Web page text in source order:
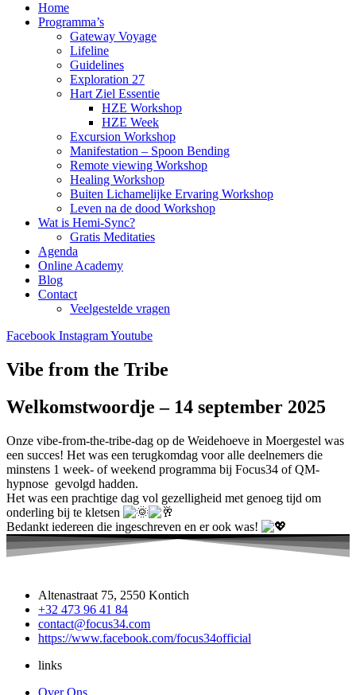
Home
Programma’s
Gateway Voyage
Lifeline
Guidelines
Exploration 27
Hart Ziel Essentie
HZE Workshop
HZE Week
Excursion Workshop
Manifestation – Spoon Bending
Remote viewing Workshop
Healing Workshop
Buiten Lichamelijke Ervaring Workshop
Leven na de dood Workshop
Wat is Hemi-Sync?
Gratis Meditaties
Agenda
Online Academy
Blog
Contact
Veelgestelde vragen
Facebook InstagramYoutube
Vibe from the Tribe
Welkomstwoordje – 14 september 2025
Onze vibe-from-the-tribe-dag op de Weidehoeve in Moergestel was
een succes! Het was een terugkomdag voor alle deelnemers die
minstens 1 week- of weekend programma bij Focus34 of QM-
hypnose gevolgd hadden.
Het was een prachtige dag vol gezelligheid met genoeg tijd om
onderling bij te kletsen
Bedankt iedereen die ingeschreven en er ook was!
Altenastraat 75, 2550 Kontich
+32 473 96 41 84
contact@focus34.com
https://www.facebook.com/focus34official
links
Over Ons